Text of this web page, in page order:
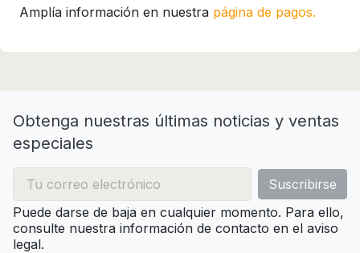
Amplía información en nuestra página de pagos.
Obtenga nuestras últimas noticias y ventas
especiales
Puede darse de baja en cualquier momento. Para ello,
consulte nuestra información de contacto en el aviso
legal.